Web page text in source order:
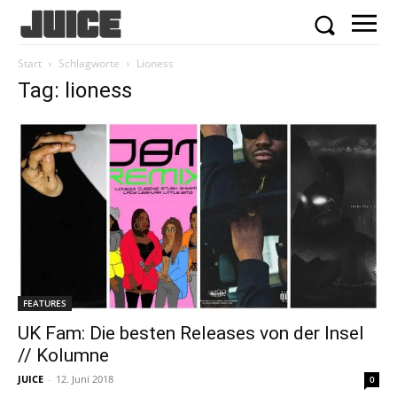
Start Schlagworte Lioness
Tag: lioness
FEATURES
UK Fam: Die besten Releases von der Insel
// Kolumne
JUICE - 12. Juni 2018 0